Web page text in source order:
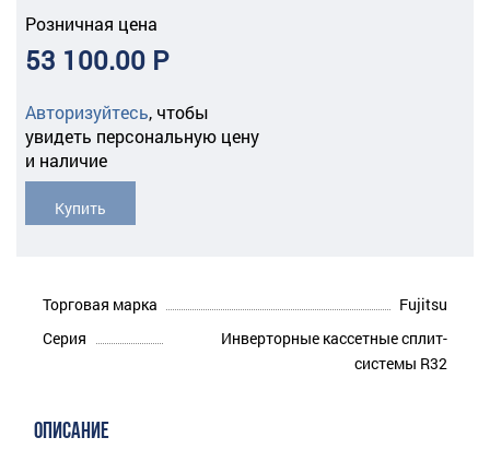
Розничная цена
53 100.00 Р
Авторизуйтесь, чтобы
увидеть персональную цену
и наличие
Купить
Торговая марка
Fujitsu
Серия
Инверторные кассетные сплит-
системы R32
ОПИСАНИЕ